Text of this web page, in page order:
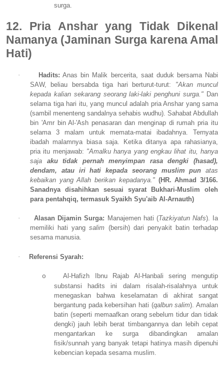
surga.
12. Pria Anshar yang Tidak Dikenal
Namanya (Jaminan Surga karena Amal
Hati)
· Hadits: Anas bin Malik bercerita, saat duduk bersama Nabi
SAW, beliau bersabda tiga hari berturut-turut: "Akan muncul
kepada kalian sekarang seorang laki-laki penghuni surga." Dan
selama tiga hari itu, yang muncul adalah pria Anshar yang sama
(sambil menenteng sandalnya sehabis wudhu). Sahabat Abdullah
bin 'Amr bin Al-'Ash penasaran dan menginap di rumah pria itu
selama 3 malam untuk memata-matai ibadahnya. Ternyata
ibadah malamnya biasa saja. Ketika ditanya apa rahasianya,
pria itu menjawab: "Amalku hanya yang engkau lihat itu, hanya
saja aku tidak pernah menyimpan rasa dengki (hasad),
dendam, atau iri hati kepada seorang muslim pun atas
kebaikan yang Allah berikan kepadanya." (HR. Ahmad 3/166.
Sanadnya disahihkan sesuai syarat Bukhari-Muslim oleh
para pentahqiq, termasuk Syaikh Syu'aib Al-Arnauth)
· Alasan Dijamin Surga: Manajemen hati (Tazkiyatun Nafs). Ia
memiliki hati yangsalim (bersih) dari penyakit batin terhadap
sesama manusia.
· Referensi Syarah:
o
Al-Hafizh Ibnu Rajab Al-Hanbali sering mengutip
substansi hadits ini dalam risalah-risalahnya untuk
menegaskan bahwa keselamatan di akhirat sangat
bergantung pada kebersihan hati (qalbun salim). Amalan
batin (seperti memaafkan orang sebelum tidur dan tidak
dengki) jauh lebih berat timbangannya dan lebih cepat
mengantarkan ke surga dibandingkan amalan
fisik/sunnah yang banyak tetapi hatinya masih dipenuhi
kebencian kepada sesama muslim.